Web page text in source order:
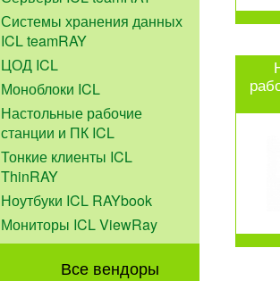
Системы хранения данных
ICL teamRAY
ЦОД ICL
Моноблоки ICL
Настольные рабочие
станции и ПК ICL
Тонкие клиенты ICL
ThinRAY
Ноутбуки ICL RAYbook
Мониторы ICL ViewRay
Все вендоры